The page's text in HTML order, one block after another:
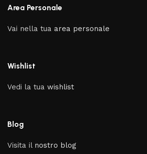
Area Personale
Vai nella tua area personale
Wishlist
Vedi la tuawishlist
Blog
Visita il nostro blog